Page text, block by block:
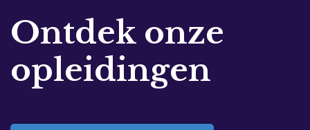
Ontdek onze
opleidingen